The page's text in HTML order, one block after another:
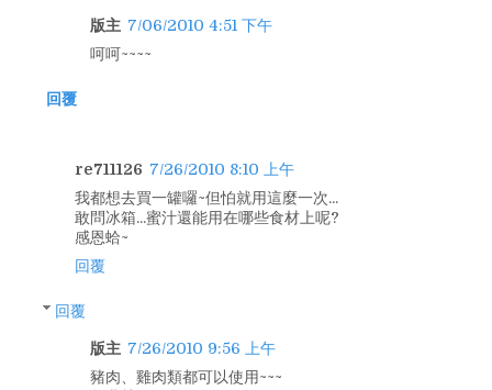
版主 7/06/2010 4:51 下午
呵呵~~~~
回覆
re711126 7/26/2010 8:10 上午
我都想去買一罐囉~但怕就用這麼一次...
敢問冰箱...蜜汁還能用在哪些食材上呢?
感恩蛤~
回覆
回覆
版主 7/26/2010 9:56 上午
豬肉、雞肉類都可以使用~~~